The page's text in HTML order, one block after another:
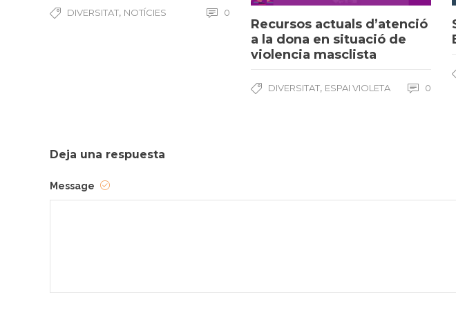
DIVERSITAT, NOTÍCIES 0
Recursos actuals d’atenció
a la dona en situació de
violencia masclista
DIVERSITAT, ESPAI VIOLETA 0
Deja una respuesta
Message